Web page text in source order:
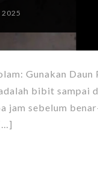
2025
Gunakan
bibit sampai
jam sebelum